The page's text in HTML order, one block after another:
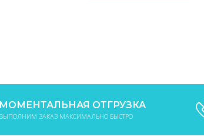
МОМЕНТАЛЬНАЯ ОТГРУЗКА
ВЫПОЛНИМ ЗАКАЗ МАКСИМАЛЬНО БЫСТРО